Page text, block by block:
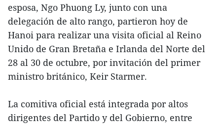
esposa, Ngo Phuong Ly, junto con una
delegación de alto rango, partieron hoy de
Hanoi para realizar una visita oficial al Reino
Unido de Gran Bretaña e Irlanda del Norte del
28 al 30 de octubre, por invitación del primer
ministro británico, Keir Starmer.
La comitiva oficial está integrada por altos
dirigentes del Partido y del Gobierno, entre